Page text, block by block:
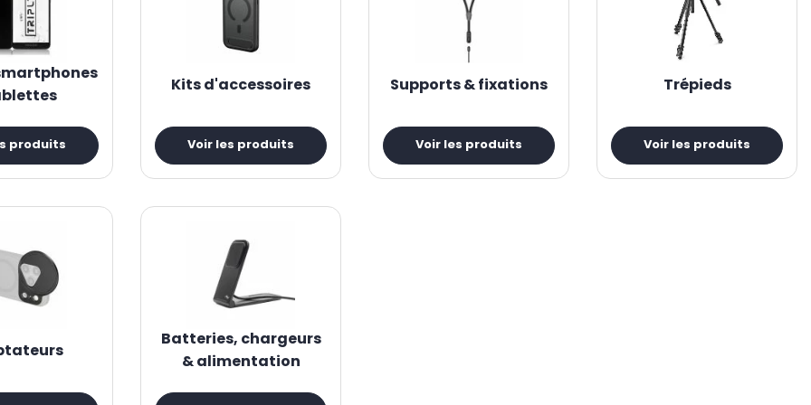
l’autonomie. Enfin, les
adaptateurs pour smartphone et tablette facilitent la connexion avec un microphone, un écran,
produits
Kits d'accessoires
Voir les produits
Supports & fixations
Voir les produits
Trépieds
Voir les produits
Batteries, chargeurs
& alimentation